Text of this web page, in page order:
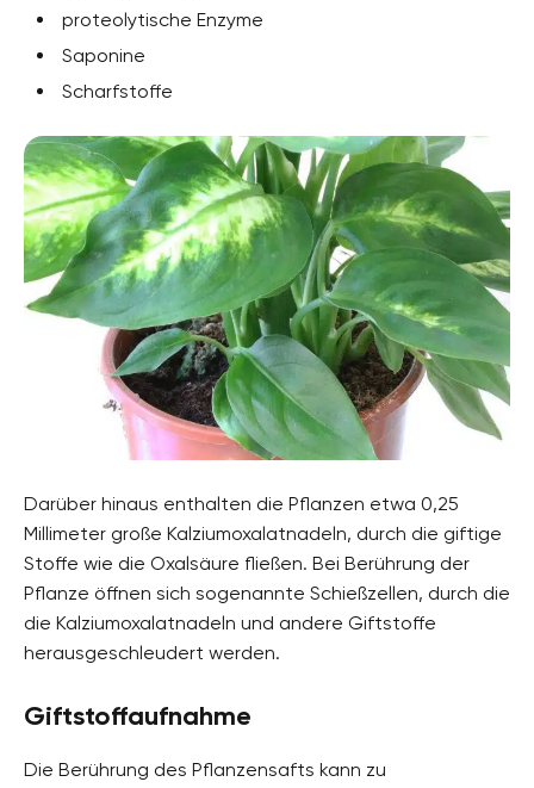
proteolytische Enzyme
Saponine
Scharfstoffe
Darüber hinaus enthalten die Pflanzen etwa 0,25
Millimeter große Kalziumoxalatnadeln, durch die giftige
Stoffe wie die Oxalsäure fließen. Bei Berührung der
Pflanze öffnen sich sogenannte Schießzellen, durch die
die Kalziumoxalatnadeln und andere Giftstoffe
herausgeschleudert werden.
Giftstoffaufnahme
Die Berührung des Pflanzensafts kann zu